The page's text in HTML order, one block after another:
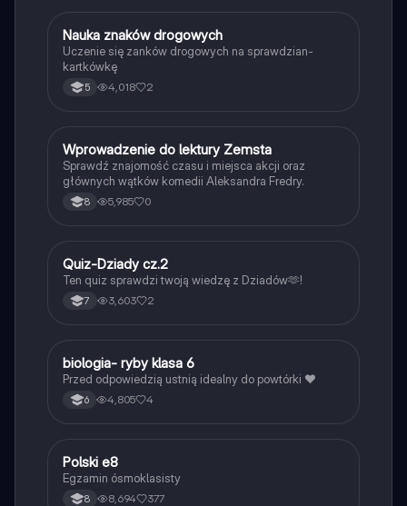
NTechnika
Nauka znaków drogowych
Uczenie się zanków drogowych na sprawdzian-
kartkówkę
5 4,018 2
WJęzyk polski
Wprowadzenie do lektury Zemsta
Sprawdź znajomość czasu i miejsca akcji oraz
głównych wątków komedii Aleksandra Fredry.
8 5,985 0
QJęzyk polski
Quiz-Dziady cz.2
Ten quiz sprawdzi twoją wiedzę z Dziadów🫶!
7 3,603 2
BBiologia
biologia- ryby klasa 6
Przed odpowiedzią ustnią idealny do powtórki ❤️
6 4,805 4
Język polski
Polski e8
Egzamin ósmoklasisty
8 8,694 377